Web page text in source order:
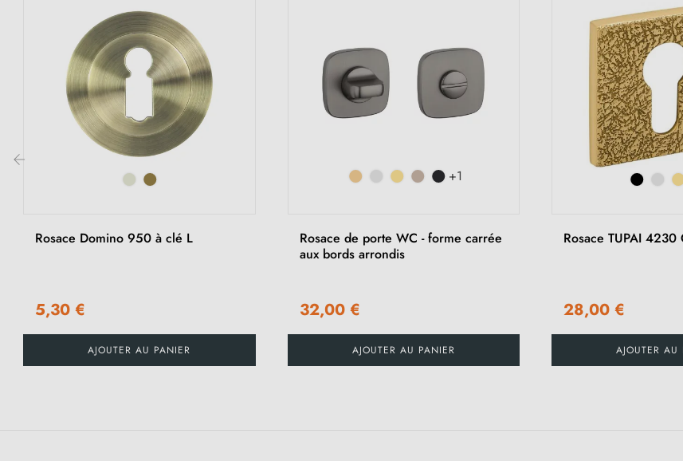
Rosace Domino 950 à clé L
5,30 €
AJOUTER AU PANIER
+1
Rosace de porte WC - forme carrée
aux bords arrondis
32,00 €
AJOUTER AU PANIER
Rosace TUPAI 4230
28,00 €
AJOUTER AU